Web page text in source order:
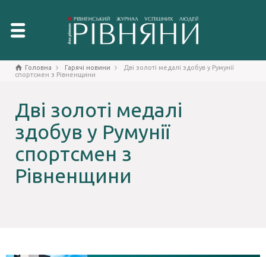
Головна Гарячі новини
Дві золоті медалі здобув у Румунії
спортсмен з Рівненщини
Дві золоті медалі
здобув у Румунії
спортсмен з
Рівненщини